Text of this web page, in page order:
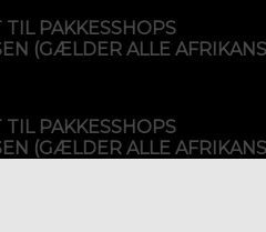
TIL PAKKESSHOPS
(GÆLDER ALLE
TIL PAKKESSHOPS
(GÆLDER ALLE